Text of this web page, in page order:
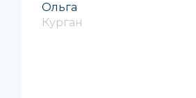
Ольга
Курган